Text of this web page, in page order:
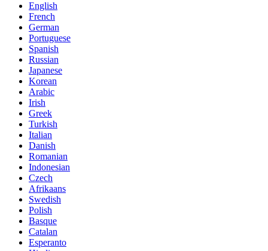
English
French
German
Portuguese
Spanish
Russian
Japanese
Korean
Arabic
Irish
Greek
Turkish
Italian
Danish
Romanian
Indonesian
Czech
Afrikaans
Swedish
Polish
Basque
Catalan
Esperanto